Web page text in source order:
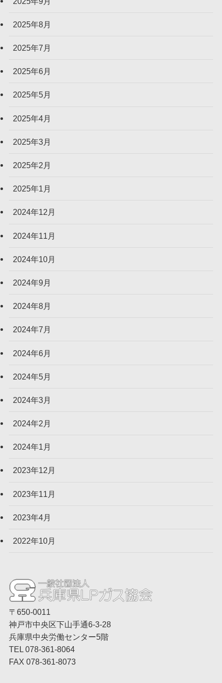
2025年8月
2025年7月
2025年6月
2025年5月
2025年4月
2025年3月
2025年2月
2025年1月
2024年12月
2024年11月
2024年10月
2024年9月
2024年8月
2024年7月
2024年6月
2024年5月
2024年3月
2024年2月
2024年1月
2023年12月
2023年11月
2023年4月
2022年10月
〒650-0011
神戸市中央区下山手通6-3-28
兵庫県中央労働センター5階
TEL 078-361-8064
FAX 078-361-8073